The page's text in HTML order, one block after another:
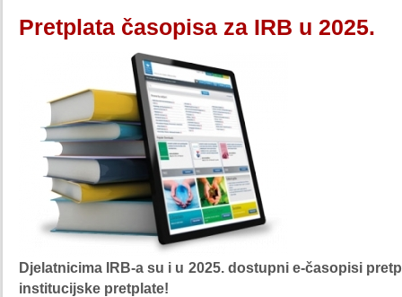
Pretplata časopisa za IRB u 2025.
Djelatnicima IRB-a su i u 2025. dostupni e-časopisi
institucijske pretplate!